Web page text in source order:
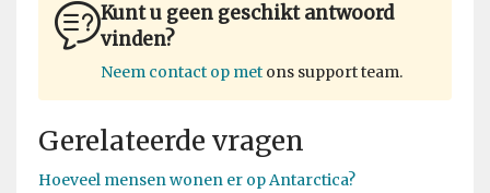
Kunt u geen geschikt antwoord
vinden?
Neem contact op met ons support team.
Gerelateerde vragen
Hoeveel mensen wonen er op Antarctica?